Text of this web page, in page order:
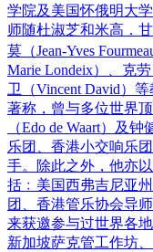
学院及美国怀俄明大
师随杜淑芝和米高．
莫（Jean-Yves
Marie Londeix）、克
卫（Vincent David）
著称，曾与多位世界
（Edo de Waart）及
乐团、香港小交响乐
手。除此之外，他亦
括﹕美国西弗吉尼亚
团、香港管乐协会导
来获邀参与过世界各
新加坡萨克管工作坊